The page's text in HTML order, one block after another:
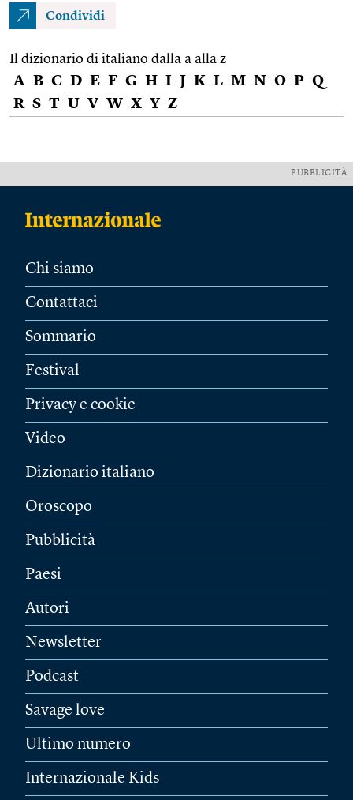
Condividi
Il dizionario di italiano dalla a alla z
A B C D E F G H I J K L M N O P Q
R S T U V W X Y Z
PUBBLICITÀ
Chi siamo
Contattaci
Sommario
Festival
Privacy e cookie
Video
Dizionario italiano
Oroscopo
Pubblicità
Paesi
Autori
Newsletter
Podcast
Savage love
Ultimo numero
Internazionale Kids